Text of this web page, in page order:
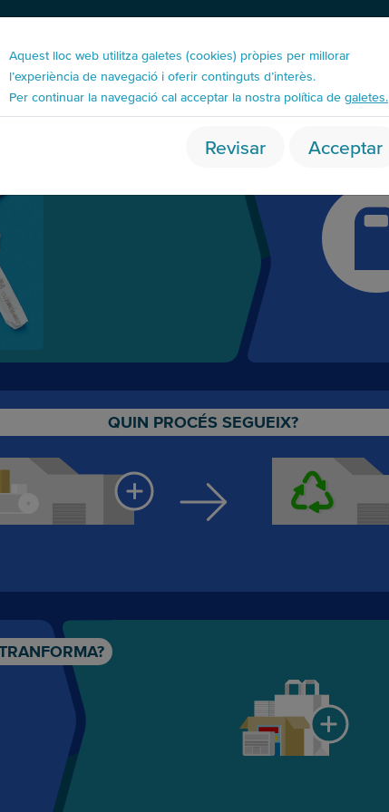
QUIN PROCÉS SEGUEIX?
Aquest lloc web utilitza galetes (cookies) pròpies per millorar
l’experiència de navegació i oferir continguts d’interès.
Per continuar la navegació cal acceptar la nostra política de galetes.
Revisar Acceptar